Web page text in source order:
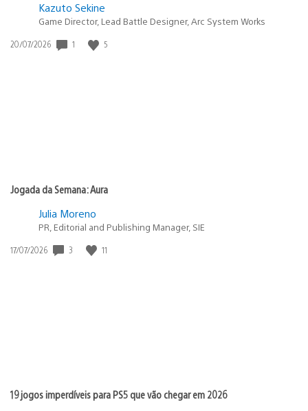
Kazuto Sekine
Game Director, Lead Battle Designer, Arc System Works
Data
20/07/2026 1 5
Jogada da Semana: Aura
Julia Moreno
PR, Editorial and Publishing Manager, SIE
Data
17/07/2026 3 11
19 jogos imperdíveis para PS5 que vão chegar em 2026